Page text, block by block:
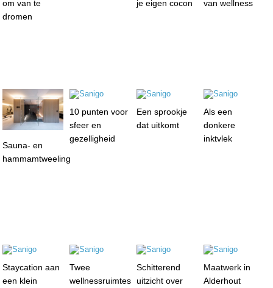
om van te
dromen
je eigen cocon
van wellness
Sauna- en
hammamtweeling
10 punten voor
sfeer en
gezelligheid
Een sprookje
dat uitkomt
Als een
donkere
inktvlek
Staycation aan
een klein
Twee
wellnessruimtes
Schitterend
uitzicht over
Maatwerk in
Alderhout